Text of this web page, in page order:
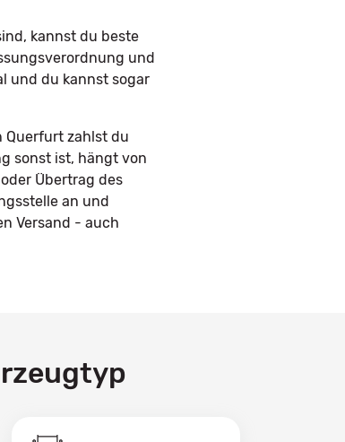
kannst du beste
und
und du kannst sogar
Querfurt zahlst du
sonst ist, hängt von
Übertrag des
an und
Versand - auch